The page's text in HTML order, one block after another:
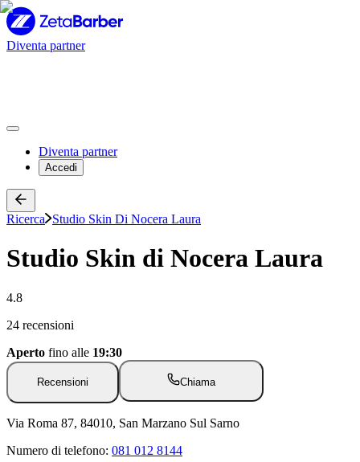
Diventa partner
Diventa partner
Accedi
Ricerca Studio Skin Di Nocera Laura
Studio Skin di Nocera Laura
4.8
24 recensioni
Aperto fino alle 19:30
Recensioni Chiama
Via Roma 87, 84010, San Marzano Sul Sarno
Numero di telefono: 081 012 8144